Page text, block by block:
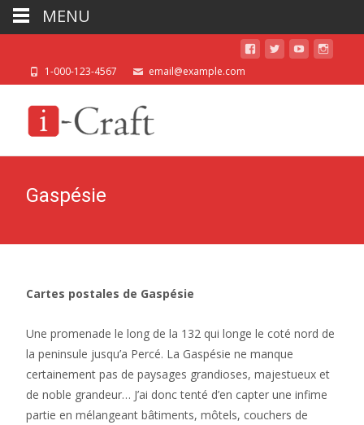
1-000-123-4567 email@example.com
Gaspésie
Cartes postales de Gaspésie
Une promenade le long de la 132 qui longe le coté nord de
la peninsule jusqu’a Percé. La Gaspésie ne manque
certainement pas de paysages grandioses, majestueux et
de noble grandeur… J’ai donc tenté d’en capter une infime
partie en mélangeant bâtiments, môtels, couchers de
MENU